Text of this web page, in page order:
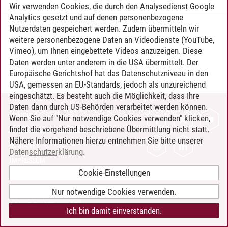
Timo Leder/30.06.2024
KONTAKT
LEUPHANA ALS ARBEITGEBER
INTRANET
BARRIEREFREIHEIT
COOKIE-EINSTELLUNGEN
Wir verwenden Cookies, die durch den Analysedienst Google
Analytics gesetzt und auf denen personenbezogene
Nutzerdaten gespeichert werden. Zudem übermitteln wir
weitere personenbezogene Daten an Videodienste (YouTube,
Vimeo), um Ihnen eingebettete Videos anzuzeigen. Diese
Daten werden unter anderem in die USA übermittelt. Der
Europäische Gerichtshof hat das Datenschutzniveau in den
USA, gemessen an EU-Standards, jedoch als unzureichend
eingeschätzt. Es besteht auch die Möglichkeit, dass Ihre
Daten dann durch US-Behörden verarbeitet werden können.
Wenn Sie auf "Nur notwendige Cookies verwenden" klicken,
findet die vorgehend beschriebene Übermittlung nicht statt.
Nähere Informationen hierzu entnehmen Sie bitte unserer
Datenschutzerklärung.
Cookie-Einstellungen
Nur notwendige Cookies verwenden.
Ich bin damit einverstanden.